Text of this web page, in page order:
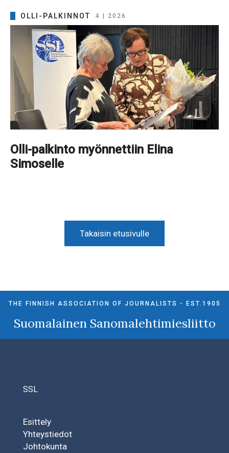
OLLI-PALKINNOT 4 | 2026
Olli-palkinto myönnettiin Elina
Simoselle
Takaisin etusivulle
THE FINNISH ASSOCIATION OF JOURNALISTS - EST.1905
Suomalainen Sanomalehtimiesliitto
SSL
Esittely
Yhteystiedot
Johtokunta